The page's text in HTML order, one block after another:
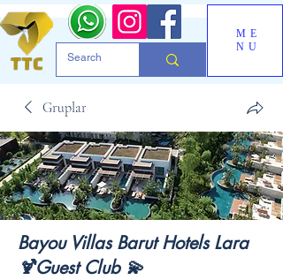
ME
NU
Gruplar
Bayou Villas Barut Hotels Lara
🍹Guest Club 💫